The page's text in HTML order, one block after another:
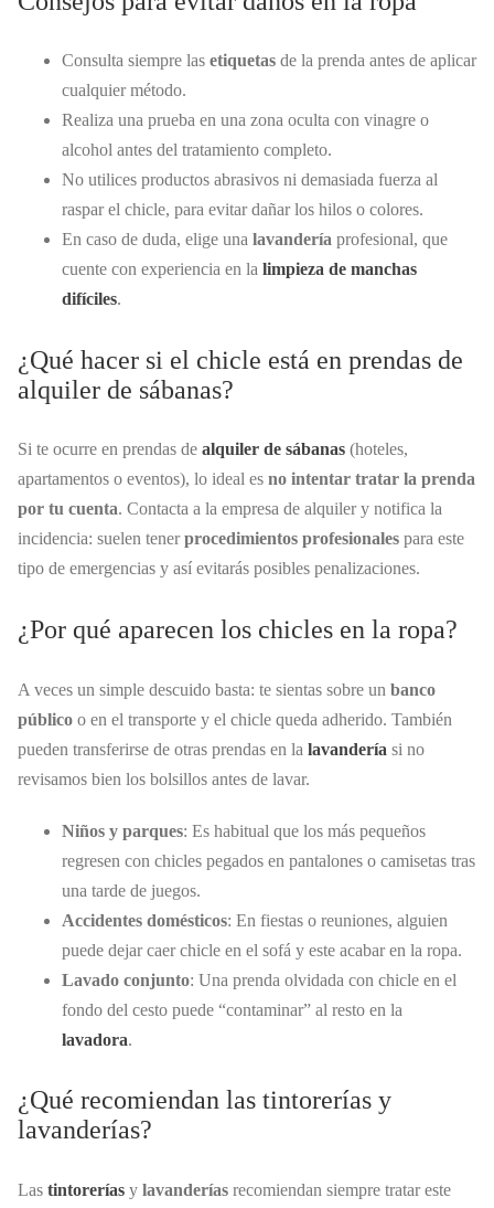
Consulta siempre las etiquetas de la prenda antes de aplicar
cualquier método.
Realiza una prueba en una zona oculta con vinagre o
alcohol antes del tratamiento completo.
No utilices productos abrasivos ni demasiada fuerza al
raspar el chicle, para evitar dañar los hilos o colores.
En caso de duda, elige una lavandería profesional, que
cuente con experiencia en la limpieza de manchas
difíciles.
¿Qué hacer si el chicle está en prendas de
alquiler de sábanas?
Si te ocurre en prendas de alquiler de sábanas (hoteles,
apartamentos o eventos), lo ideal es no intentar tratar la prenda
por tu cuenta. Contacta a la empresa de alquiler y notifica la
incidencia: suelen tenerprocedimientos profesionales para este
tipo de emergencias y así evitarás posibles penalizaciones.
¿Por qué aparecen los chicles en la ropa?
A veces un simple descuido basta: te sientas sobre un banco
público o en el transporte y el chicle queda adherido. También
pueden transferirse de otras prendas en la lavandería si no
revisamos bien los bolsillos antes de lavar.
Niños y parques: Es habitual que los más pequeños
regresen con chicles pegados en pantalones o camisetas tras
una tarde de juegos.
Accidentes domésticos: En fiestas o reuniones, alguien
puede dejar caer chicle en el sofá y este acabar en la ropa.
Lavado conjunto: Una prenda olvidada con chicle en el
fondo del cesto puede “contaminar” al resto en la
lavadora.
¿Qué recomiendan las tintorerías y
lavanderías?
Las tintorerías y lavanderías recomiendan siempre tratar este